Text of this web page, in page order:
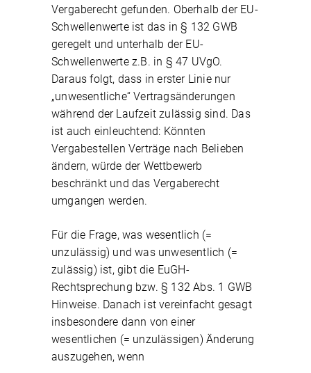
Vergaberecht gefunden. Oberhalb der EU-
Schwellenwerte ist das in § 132 GWB
geregelt und unterhalb der EU-
Schwellenwerte z.B. in § 47 UVgO.
Daraus folgt, dass in erster Linie nur
„unwesentliche“ Vertragsänderungen
während der Laufzeit zulässig sind. Das
ist auch einleuchtend: Könnten
Vergabestellen Verträge nach Belieben
ändern, würde der Wettbewerb
beschränkt und das Vergaberecht
umgangen werden.
Für die Frage, was wesentlich (=
unzulässig) und was unwesentlich (=
zulässig) ist, gibt die EuGH-
Rechtsprechung bzw. § 132 Abs. 1 GWB
Hinweise. Danach ist vereinfacht gesagt
insbesondere dann von einer
wesentlichen (= unzulässigen) Änderung
auszugehen, wenn